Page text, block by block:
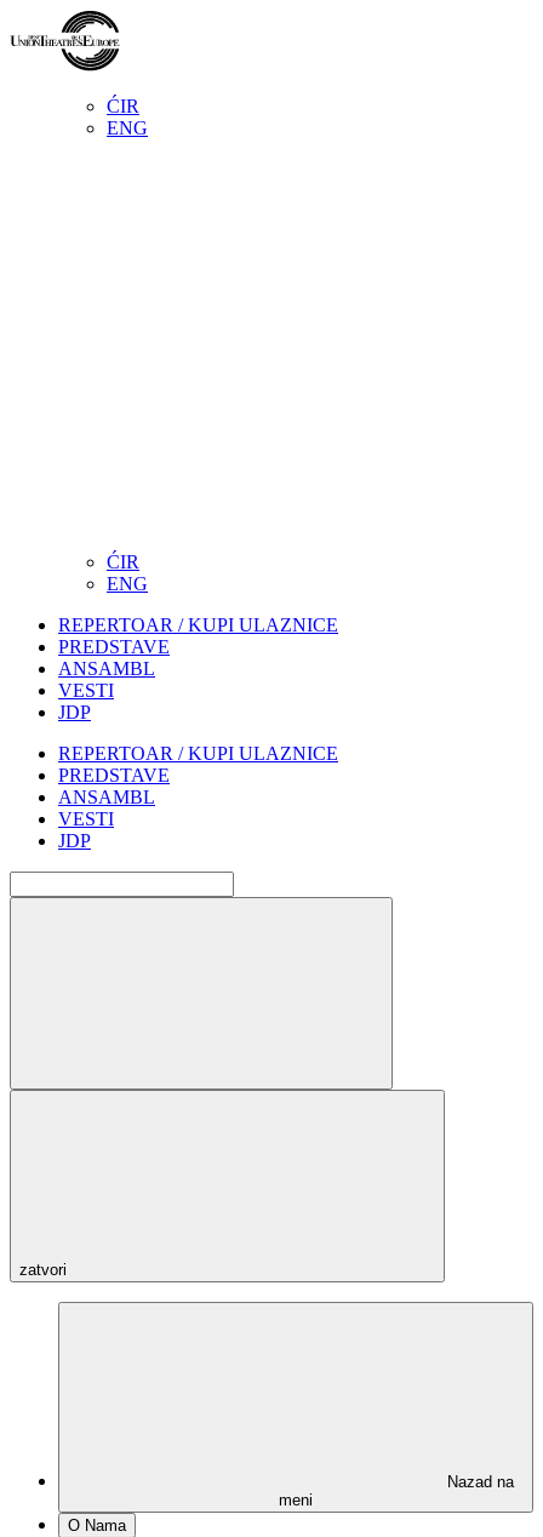
ĆIR
ENG
ĆIR
ENG
REPERTOAR / KUPI ULAZNICE
PREDSTAVE
ANSAMBL
VESTI
JDP
REPERTOAR / KUPI ULAZNICE
PREDSTAVE
ANSAMBL
VESTI
JDP
zatvori
Nazad na
meni
O Nama